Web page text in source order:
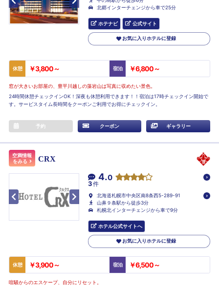
北郷インターチェンジから車で25分
ホテナビ 公式サイト
お気に入りホテルに登録
休憩 ￥3,800～ 宿泊 ￥6,800～
窓が大きいお部屋の、豊平川越しの藻岩山は写真に収めたい景色。
24時間休憩チェックインOK！深夜も休憩利用できます！！宿泊は17時チェックイン開始で
す。サービスタイム長時間をクーポンご利用でお得にチェックイン。
予約 クーポン ギャラリー
空満情報
をみる
CRX
4.0
3件
北海道札幌市中央区南8条西5-289-91
山鼻９条駅から徒歩3分
札幌北インターチェンジから車で9分
ホテル公式サイトへ
お気に入りホテルに登録
休憩 ￥3,900～ 宿泊 ￥6,500～
喧騒からのエスケープ、自分にリセット。